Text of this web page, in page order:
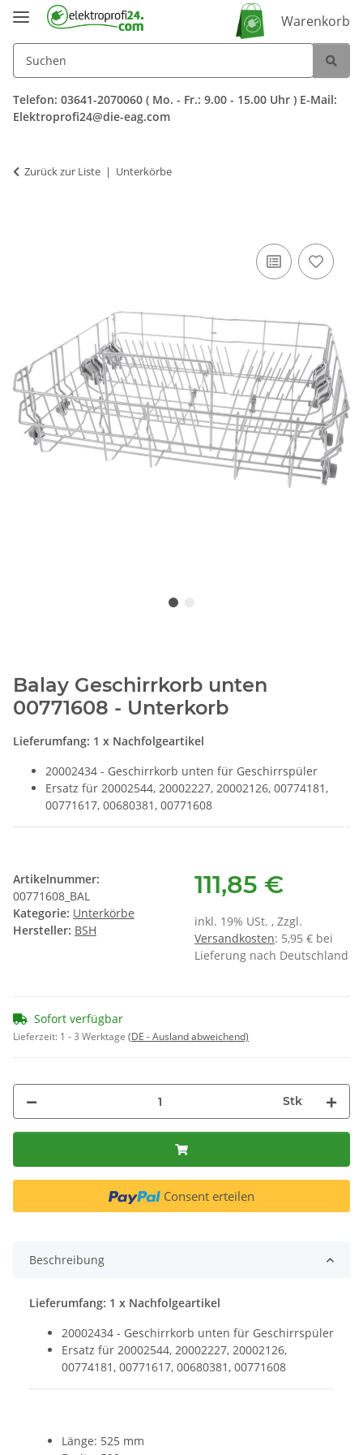
Warenkorb
Telefon: 03641-2070060 ( Mo. - Fr.: 9.00 - 15.00 Uhr ) E-Mail:
Elektroprofi24@die-eag.com
Zurück zur Liste Unterkörbe
Balay Geschirrkorb unten
00771608 - Unterkorb
Lieferumfang: 1 x Nachfolgeartikel
20002434 - Geschirrkorb unten für Geschirrspüler
Ersatz für 20002544, 20002227, 20002126, 00774181,
00771617, 00680381, 00771608
Artikelnummer:
00771608_BAL
Kategorie: Unterkörbe
Hersteller: BSH
111,85 €
inkl. 19% USt. , Zzgl.
Versandkosten: 5,95 € bei
Lieferung nach Deutschland
Sofort verfügbar
Lieferzeit: 1 - 3 Werktage (DE - Ausland abweichend)
Stk
Consent erteilen
Beschreibung
Lieferumfang: 1 x Nachfolgeartikel
20002434 - Geschirrkorb unten für Geschirrspüler
Ersatz für 20002544, 20002227, 20002126,
00774181, 00771617, 00680381, 00771608
Länge: 525 mm